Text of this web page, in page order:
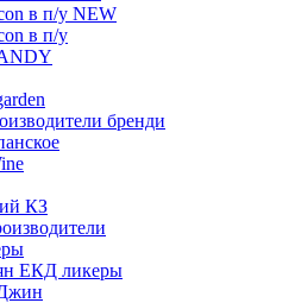
в п/у NEW
в п/у
бренди
КЗ
ЕКД ликеры